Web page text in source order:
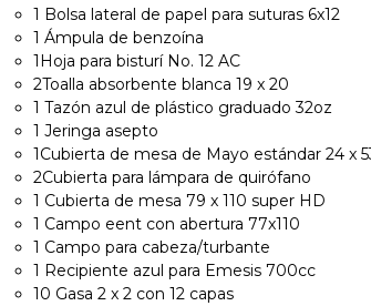
1 Bolsa lateral de papel para suturas 6x12
1 Ámpula de benzoína
1Hoja para bisturí No. 12 AC
2Toalla absorbente blanca 19 x 20
1 Tazón azul de plástico graduado 32oz
1 Jeringa asepto
1Cubierta de mesa de Mayo estándar 24 x
2Cubierta para lámpara de quirófano
1 Cubierta de mesa 79 x 110 super HD
1 Campo eent con abertura 77x110
1 Campo para cabeza/turbante
1 Recipiente azul para Emesis 700cc
10 Gasa 2 x 2 con 12 capas